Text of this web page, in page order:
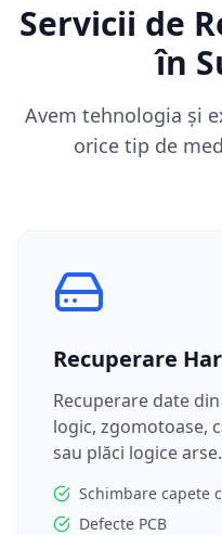
Servicii de
în
Avem tehnologia și
orice tip de
Recuperare
Recuperare date
logic, zgomotoase,
sau plăci logice
Schimbare capete
Defecte PCB